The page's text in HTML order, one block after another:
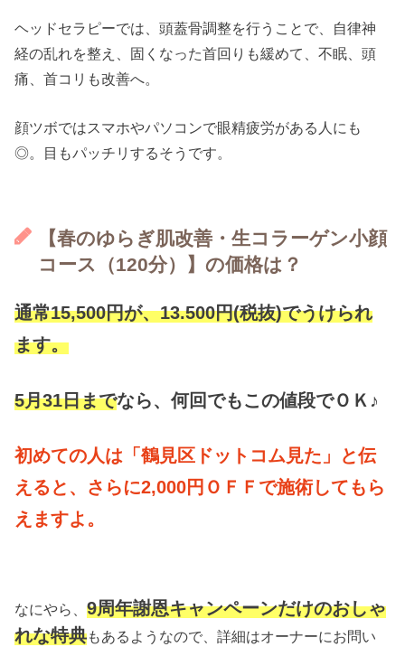
ヘッドセラピーでは、頭蓋骨調整を行うことで、 自律神
経の乱れを整え、 固くなった首回りも緩めて、不眠、頭
痛、首コリも改善へ。
顔ツボではスマホやパソコンで眼精疲労がある人にも
◎。目もパッチリするそうです。
【春のゆらぎ肌改善・生コラーゲン小顔
コース（120分）】の価格は？
通常15,500円が、13.500円(税抜)でうけられ
ます。
5月31日までなら、何回でもこの値段でＯＫ♪
初めての人は「鶴見区ドットコム見た」
と伝
えると、さらに2,000円ＯＦＦで施術してもら
えますよ。
なにやら、9周年謝恩キャンペーンだけのおしゃ
れな特典もあるようなので、詳細はオーナーにお問い